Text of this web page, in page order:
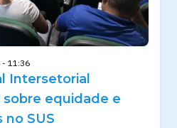
- 11:36
Intersetorial
equidade e
SUS